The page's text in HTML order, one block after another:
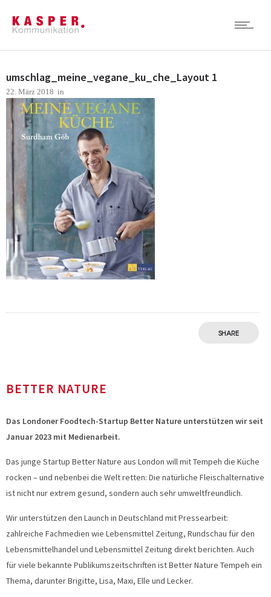
umschlag_meine_vegane_ku_che_Layout 1
22. März 2018 in
SHARE
BETTER NATURE
Das Londoner Foodtech-Startup Better Nature unterstützen wir seit
Januar 2023 mit Medienarbeit.
Das junge Startup Better Nature aus London will mit Tempeh die Küche
rocken – und nebenbei die Welt retten: Die natürliche Fleischalternative
ist nicht nur extrem gesund, sondern auch sehr umweltfreundlich.
Wir unterstützen den Launch in Deutschland mit Pressearbeit:
zahlreiche Fachmedien wie Lebensmittel Zeitung, Rundschau für den
Lebensmittelhandel und Lebensmittel Zeitung direkt berichten. Auch
für viele bekannte Publikumszeitschriften ist Better Nature Tempeh ein
Thema, darunter Brigitte, Lisa, Maxi, Elle und Lecker.